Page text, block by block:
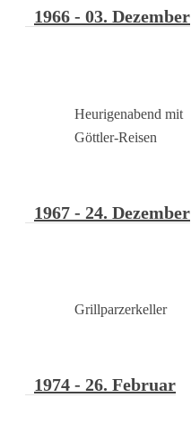
1966 - 03. Dezember
Heurigenabend mit
Göttler-Reisen
1967 - 24. Dezember
Grillparzerkeller
1974 - 26. Februar